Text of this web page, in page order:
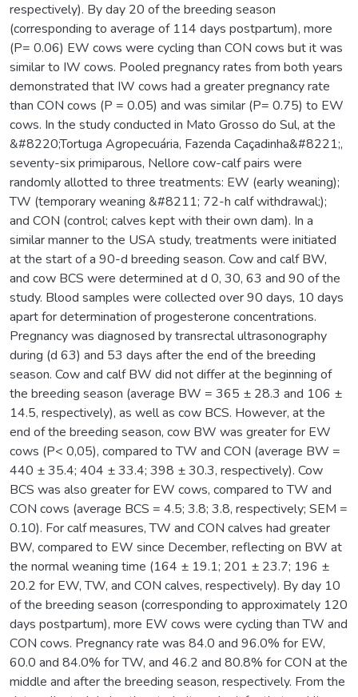
respectively). By day 20 of the breeding season
(corresponding to average of 114 days postpartum), more
(P= 0.06) EW cows were cycling than CON cows but it was
similar to IW cows. Pooled pregnancy rates from both years
demonstrated that IW cows had a greater pregnancy rate
than CON cows (P = 0.05) and was similar (P= 0.75) to EW
cows. In the study conducted in Mato Grosso do Sul, at the
&#8220;Tortuga Agropecuária, Fazenda Caçadinha&#8221;,
seventy-six primiparous, Nellore cow-calf pairs were
randomly allotted to three treatments: EW (early weaning);
TW (temporary weaning &#8211; 72-h calf withdrawal;);
and CON (control; calves kept with their own dam). In a
similar manner to the USA study, treatments were initiated
at the start of a 90-d breeding season. Cow and calf BW,
and cow BCS were determined at d 0, 30, 63 and 90 of the
study. Blood samples were collected over 90 days, 10 days
apart for determination of progesterone concentrations.
Pregnancy was diagnosed by transrectal ultrasonography
during (d 63) and 53 days after the end of the breeding
season. Cow and calf BW did not differ at the beginning of
the breeding season (average BW = 365 ± 28.3 and 106 ±
14.5, respectively), as well as cow BCS. However, at the
end of the breeding season, cow BW was greater for EW
cows (P< 0,05), compared to TW and CON (average BW =
440 ± 35.4; 404 ± 33.4; 398 ± 30.3, respectively). Cow
BCS was also greater for EW cows, compared to TW and
CON cows (average BCS = 4.5; 3.8; 3.8, respectively; SEM =
0.10). For calf measures, TW and CON calves had greater
BW, compared to EW since December, reflecting on BW at
the normal weaning time (164 ± 19.1; 201 ± 23.7; 196 ±
20.2 for EW, TW, and CON calves, respectively). By day 10
of the breeding season (corresponding to approximately 120
days postpartum), more EW cows were cycling than TW and
CON cows. Pregnancy rate was 84.0 and 96.0% for EW,
60.0 and 84.0% for TW, and 46.2 and 80.8% for CON at the
middle and after the breeding season, respectively. From the